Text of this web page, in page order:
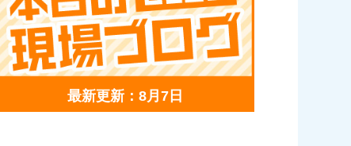
最新更新：8月7日